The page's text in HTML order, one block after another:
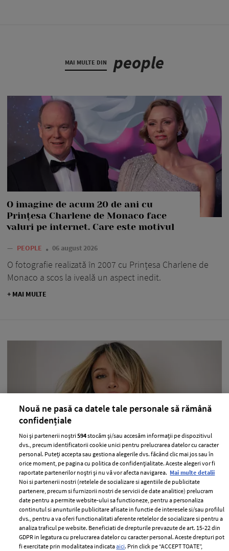
MAI MULTE DIN people
O imagine de acum 20 de ani cu
Prințesa Charlene de Monaco face
valuri pe internet. Care este motivul
— PEOPLE 06 august 2026
O fotografie realizată în 2007 cu Prințesa Charlene de
Monaco a scos la iveală un aspect inedit.
+ MAI MULTE
Lora, declarații sincere despre
problemele ei de sănătate. Ce diagnostic
i-au dat medicii
PEOPLE 06 august 2026
Lora a dezvăluit că se confruntă cu mai multe probleme
de sănătate.
+ MAI MULTE
Nouă ne pasă ca datele tale personale să rămână
confidențiale
Noi și partenerii noștri594stocăm și/sau accesăm informații pe dispozitivul
dvs., precum identificatorii cookie unici pentru prelucrarea datelor cu caracter
personal. Puteți accepta sau gestiona alegerile dvs. făcând clic mai jos sau în
orice moment, pe pagina cu politica de confidențialitate. Aceste alegeri vor fi
raportate partenerilor noștri și nu vă vor afecta navigarea. Mai multe detalii
Noi si partenerii nostri (retelele de socializare si agentiile de publicitate
partenere, precum si furnizorii nostri de servicii de date analitice) prelucram
date pentru a permite website-ului sa functioneze, pentru a personaliza
continutul si anunturile publicitare afisate in functie de interesele si/sau profilul
dvs., pentru a va oferi functionalitati aferente retelelor de socializare si pentru a
analiza traficul pe website. Beneficiati de drepturile prevazute de art. 15-22 din
GDPR in legatura cu prelucrarea datelor cu caracter personal. Aceste drepturi pot
fi exercitate prin modalitatea indicataaici. Prin click pe “ACCEPT TOATE”,